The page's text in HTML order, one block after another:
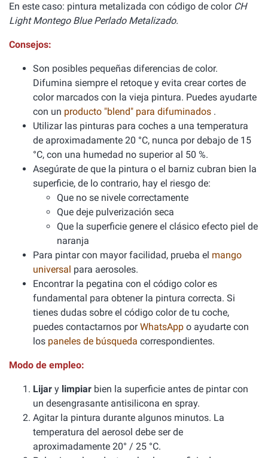
En este caso: pintura metalizada con código de color CH
Light Montego Blue Perlado Metalizado.
Consejos:
Son posibles pequeñas diferencias de color.
Difumina siempre el retoque y evita crear cortes de
color marcados con la vieja pintura. Puedes ayudarte
con un producto "blend" para difuminados .
Utilizar las pinturas para coches a una temperatura
de aproximadamente 20 °C, nunca por debajo de 15
°C, con una humedad no superior al 50 %.
Asegúrate de que la pintura o el barniz cubran bien la
superficie, de lo contrario, hay el riesgo de:
Que no se nivele correctamente
Que deje pulverización seca
Que la superficie genere el clásico efecto piel de
naranja
Para pintar con mayor facilidad, prueba el mango
universal para aerosoles.
Encontrar la pegatina con el código color es
fundamental para obtener la pintura correcta. Si
tienes dudas sobre el código color de tu coche,
puedes contactarnos porWhatsApp o ayudarte con
los paneles de búsqueda correspondientes.
Modo de empleo:
Lijar y limpiar bien la superficie antes de pintar con
un desengrasante antisilicona en spray.
Agitar la pintura durante algunos minutos. La
temperatura del aerosol debe ser de
aproximadamente 20° / 25 °C.